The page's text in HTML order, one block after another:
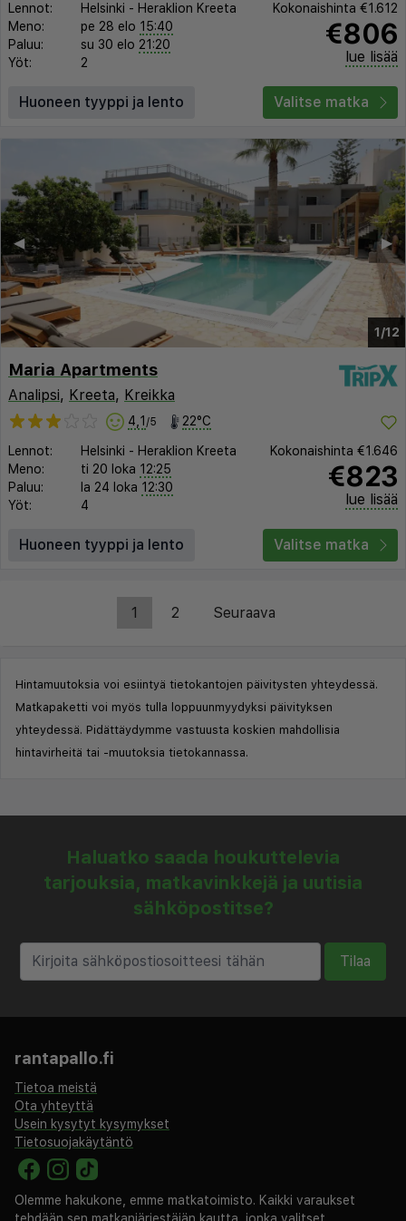
Lennot: Helsinki - Heraklion Kreeta
Meno:
pe 28 elo 15:40
Paluu:
su 30 elo 21:20
Yöt:
2
Kokonaishinta €1.612
€806
lue lisää
Huoneen tyyppi ja lento Valitse matka
1/12
▶︎
◀︎
Maria Apartments
Analipsi, Kreeta, Kreikka
4,1 /5 22°C
Lennot: Helsinki - Heraklion Kreeta
Meno:
ti 20 loka 12:25
Paluu:
la 24 loka 12:30
Yöt:
4
Kokonaishinta €1.646
€823
lue lisää
Huoneen tyyppi ja lento Valitse matka
1 2 Seuraava
Hintamuutoksia voi esiintyä tietokantojen päivitysten yhteydessä.
Matkapaketti voi myös tulla loppuunmyydyksi päivityksen
yhteydessä. Pidättäydymme vastuusta koskien mahdollisia
hintavirheitä tai -muutoksia tietokannassa.
Haluatko saada houkuttelevia
tarjouksia, matkavinkkejä ja uutisia
sähköpostitse?
Tilaa
rantapallo.fi
Tietoa meistä
Ota yhteyttä
Usein kysytyt kysymykset
Tietosuojakäytäntö
Olemme hakukone, emme matkatoimisto. Kaikki varaukset